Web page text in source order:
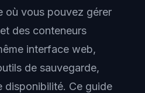
où vous pouvez gérer
des conteneurs
interface web,
de sauvegarde,
disponibilité. Ce guide